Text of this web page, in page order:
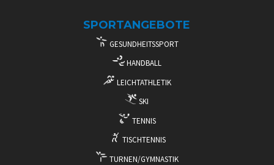
SPORTANGEBOTE
GESUNDHEITSSPORT
HANDBALL
LEICHTATHLETIK
SKI
TENNIS
TISCHTENNIS
TURNEN/GYMNASTIK